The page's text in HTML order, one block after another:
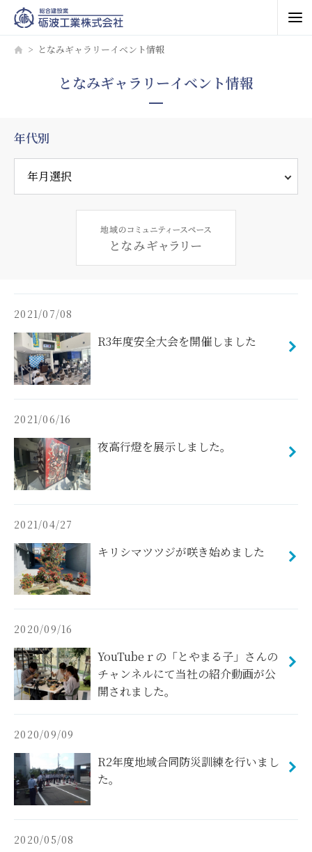
となみギャラリーイベント情報
となみギャラリーイベント情報
年代別
2021/07/08
R3年度安全大会を開催しました
2021/06/16
夜高行燈を展示しました。
2021/04/27
キリシマツツジが咲き始めました
2020/09/16
YouTubeｒの「とやまる子」さんの
チャンネルにて当社の紹介動画が公
開されました。
2020/09/09
R2年度地域合同防災訓練を行いまし
た。
2020/05/08